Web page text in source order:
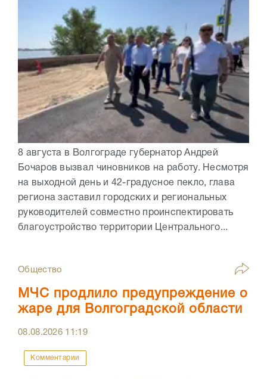
8 августа в Волгограде губернатор Андрей
Бочаров вызвал чиновников на работу. Несмотря
на выходной день и 42-градусное пекло, глава
региона заставил городских и региональных
руководителей совместно проинспектировать
благоустройство территории Центрального...
Общество
МЧС продлило предупреждение о
жаре для Волгоградской области
08.08.2026 11:19
Комментарии